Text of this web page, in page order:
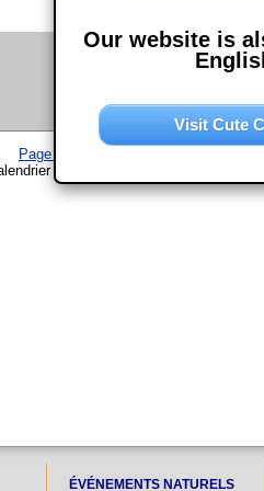
Page d'accueil
www.chouette-calendrier.com •
ÉVÉNEMENTS NATURELS
Our website is
Visit Cute